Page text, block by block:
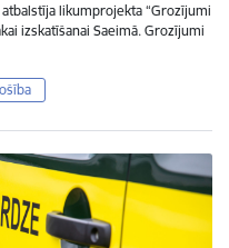
likumprojekta “Grozījumi
izskatīšanai Saeimā. Grozījumi